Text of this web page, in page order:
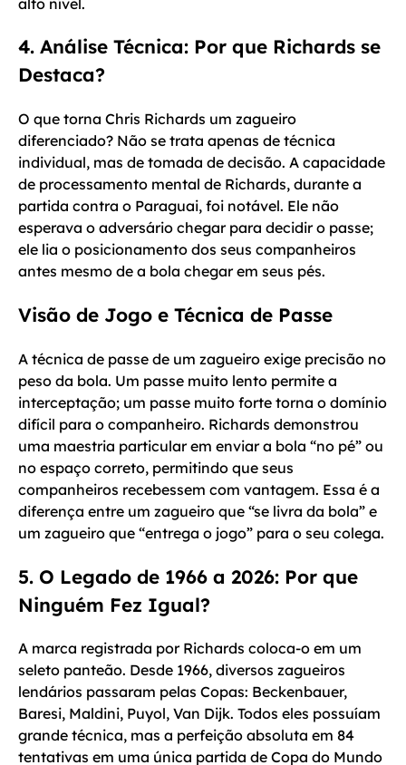
4. Análise Técnica: Por que Richards se
Destaca?
O que torna Chris Richards um zagueiro
diferenciado? Não se trata apenas de técnica
individual, mas de tomada de decisão. A capacidade
de processamento mental de Richards, durante a
partida contra o Paraguai, foi notável. Ele não
esperava o adversário chegar para decidir o passe;
ele lia o posicionamento dos seus companheiros
antes mesmo de a bola chegar em seus pés.
Visão de Jogo e Técnica de Passe
A técnica de passe de um zagueiro exige precisão no
peso da bola. Um passe muito lento permite a
interceptação; um passe muito forte torna o domínio
difícil para o companheiro. Richards demonstrou
uma maestria particular em enviar a bola “no pé” ou
no espaço correto, permitindo que seus
companheiros recebessem com vantagem. Essa é a
diferença entre um zagueiro que “se livra da bola” e
um zagueiro que “entrega o jogo” para o seu colega.
5. O Legado de 1966 a 2026: Por que
Ninguém Fez Igual?
A marca registrada por Richards coloca-o em um
seleto panteão. Desde 1966, diversos zagueiros
lendários passaram pelas Copas: Beckenbauer,
Baresi, Maldini, Puyol, Van Dijk. Todos eles possuíam
grande técnica, mas a perfeição absoluta em 84
tentativas em uma única partida de Copa do Mundo